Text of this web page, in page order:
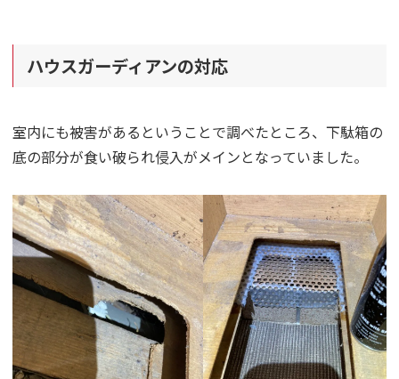
ハウスガーディアンの対応
室内にも被害があるということで調べたところ、下駄箱の
底の部分が食い破られ侵入がメインとなっていました。